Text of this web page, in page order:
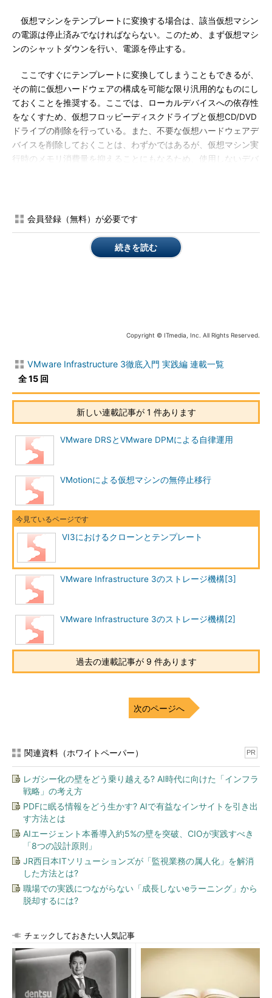
仮想マシンをテンプレートに変換する場合は、該当仮想マシン
の電源は停止済みでなければならない。このため、まず仮想マシ
ンのシャットダウンを行い、電源を停止する。
ここですぐにテンプレートに変換してしまうこともできるが、
その前に仮想ハードウェアの構成を可能な限り汎用的なものにし
ておくことを推奨する。ここでは、ローカルデバイスへの依存性
をなくすため、仮想フロッピーディスクドライブと仮想CD/DVD
ドライブの削除を行っている。また、不要な仮想ハードウェアデ
バイスを削除しておくことは、わずかではあるが、仮想マシン実
行時のメモリ消費量を抑えることにもなるため、使用しないデバ
次に、仮想マシンの右クリックメニューから「テンプレートに
換」を選択する。
図2 仮想マシンの電源を停止後、テン
プレートに変換
変換タスクが完了すると、仮想マシンはインベントリから見え
なくなる。これは先ほどまで仮想マシンであったオブジェクト
が、もう仮想マシンではなく、「テンプレート」になっているた
めである。テンプレートを確認するには、インベントリのビュー
を「仮想マシンおよびテンプレート」に切り替える。
図3 VI Clientの左上のメニューより、
すると、以下のようにテンプレートが存在していることが確認
図4 インベントリのビューを切り替え
ることで、仮想マシンを確認することが
できる
会員登録（無料）が必要です
続きを読む
Copyright © ITmedia, Inc. All Rights Reserved.
VMware Infrastructure 3徹底入門 実践編 連載一覧
全 15 回
新しい連載記事が 1 件あります
VMware DRSとVMware DPMによる自律運用
VMotionによる仮想マシンの無停止移行
VI3におけるクローンとテンプレート
VMware Infrastructure 3のストレージ機構[3]
VMware Infrastructure 3のストレージ機構[2]
過去の連載記事が 9 件あります
次のページへ
関連資料（ホワイトペーパー） PR
レガシー化の壁をどう乗り越える? AI時代に向けた「インフラ
戦略」の考え方
PDFに眠る情報をどう生かす? AIで有益なインサイトを引き出
す方法とは
AIエージェント本番導入約5%の壁を突破、CIOが実践すべき
「8つの設計原則」
JR西日本ITソリューションズが「監視業務の属人化」を解消
した方法とは?
職場での実践につながらない「成長しないeラーニング」から
脱却するには?
チェックしておきたい人気記事